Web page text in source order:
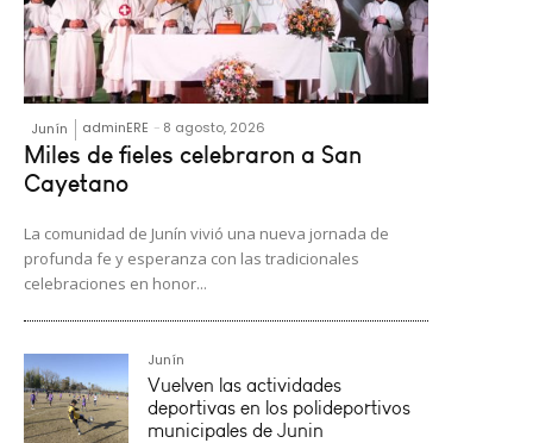
Junín adminERE - 8 agosto, 2026
Miles de fieles celebraron a San
Cayetano
La comunidad de Junín vivió una nueva jornada de
profunda fe y esperanza con las tradicionales
celebraciones en honor...
Junín
Vuelven las actividades
deportivas en los polideportivos
municipales de Junin